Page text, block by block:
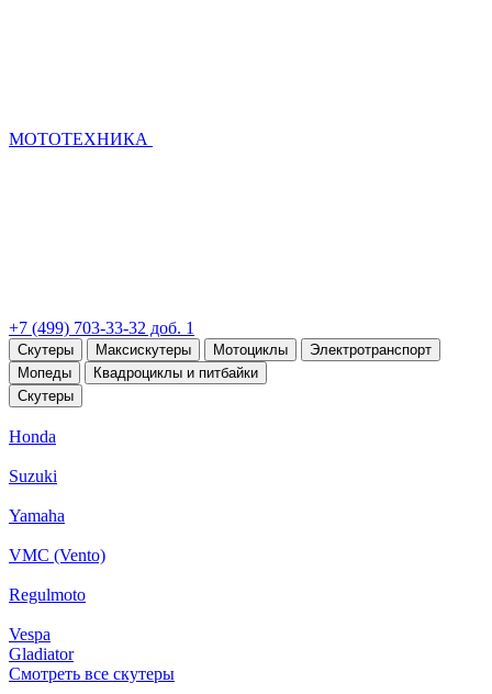
МОТОТЕХНИКА
+7 (499) 703-33-32 доб. 1
Скутеры Максискутеры Мотоциклы
Электротранспорт
Мопеды
Квадроциклы и питбайки
Скутеры
Honda
Suzuki
Yamaha
VMC (Vento)
Regulmoto
Vespa
Gladiator
Смотреть все скутеры